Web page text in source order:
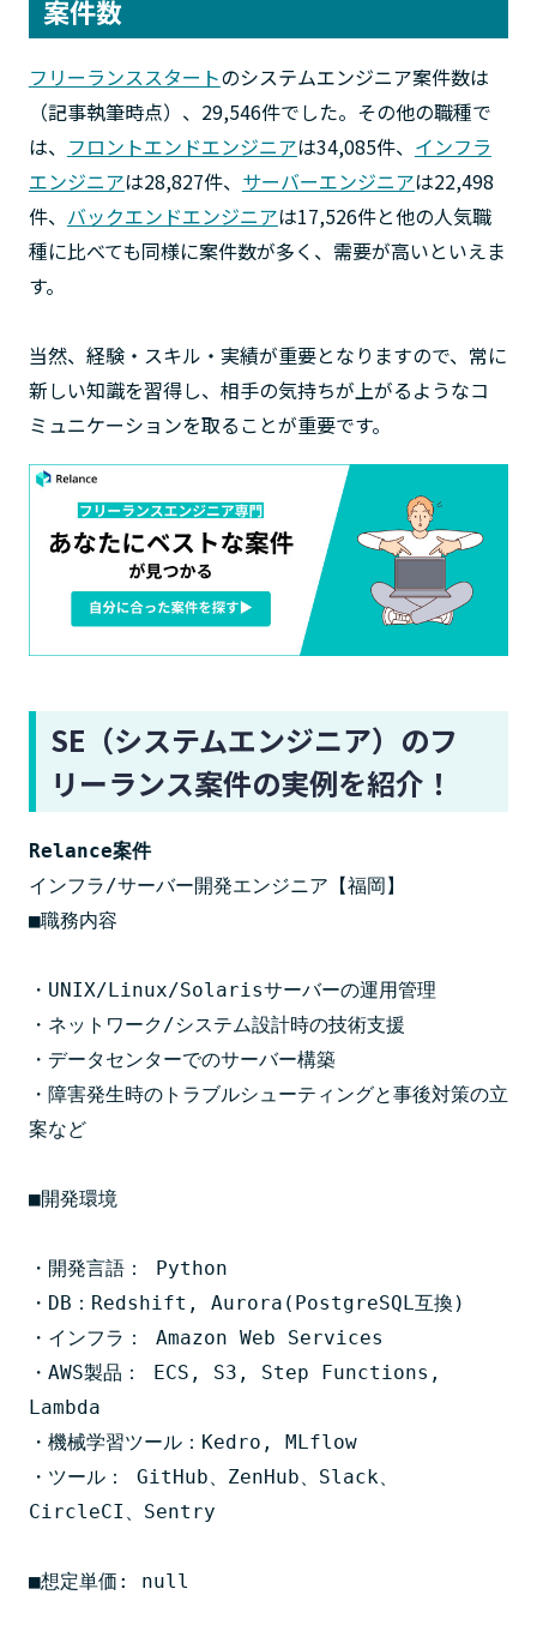
案件数
フリーランススタートのシステムエンジニア案件数は
（記事執筆時点）、29,546件でした。その他の職種で
は、 フロントエンドエンジニアは34,085件、 インフラ
エンジニアは28,827件、 サーバーエンジニアは22,498
件、 バックエンドエンジニアは17,526件と他の人気職
種に比べても同様に案件数が多く、需要が高いといえま
す。
当然、経験・スキル・実績が重要となりますので、常に
新しい知識を習得し、相手の気持ちが上がるようなコ
ミュニケーションを取ることが重要です。
SE（システムエンジニア）のフ
リーランス案件の実例を紹介！
Relance案件
インフラ/サーバー開発エンジニア【福岡】
■職務内容
・UNIX/Linux/Solarisサーバーの運用管理
・ネットワーク/システム設計時の技術支援
・データセンターでのサーバー構築
・障害発生時のトラブルシューティングと事後対策の立
案など
■開発環境
・開発言語： Python
・DB：Redshift, Aurora(PostgreSQL互換)
・インフラ： Amazon Web Services
・AWS製品： ECS, S3, Step Functions,
Lambda
・機械学習ツール：Kedro, MLflow
・ツール： GitHub、ZenHub、Slack、
CircleCI、Sentry
■想定単価: null